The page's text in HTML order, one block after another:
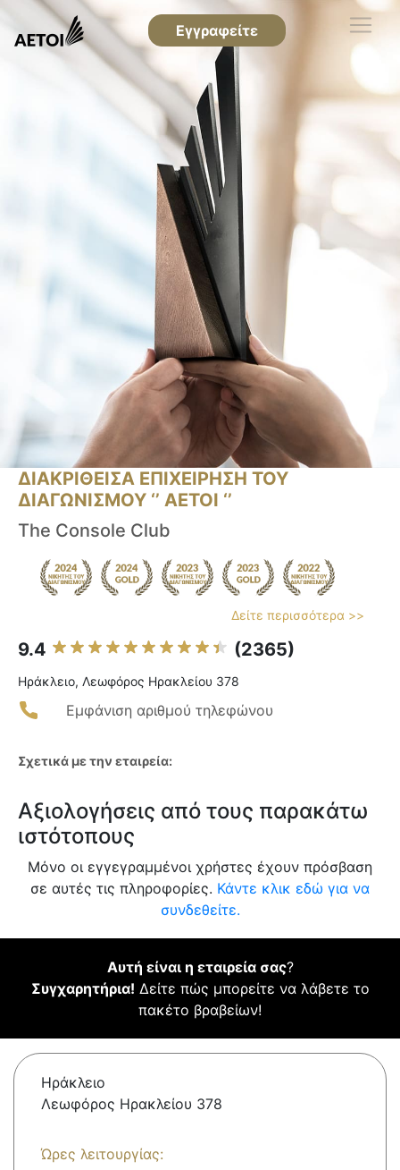
Εγγραφείτε
ΔΙΑΚΡΙΘΕΙΣΑ ΕΠΙΧΕΙΡΗΣΗ ΤΟΥ
ΔΙΑΓΩΝΙΣΜΟΥ ‘’ ΑΕΤΟΙ ‘’
The Console Club
Δείτε περισσότερα >>
9.4 (2365)
Ηράκλειο, Λεωφόρος Ηρακλείου 378
Εμφάνιση αριθμού τηλεφώνου
Σχετικά με την εταιρεία:
Αξιολογήσεις από τους παρακάτω
ιστότοπους
Μόνο οι εγγεγραμμένοι χρήστες έχουν πρόσβαση
σε αυτές τις πληροφορίες. Κάντε κλικ εδώ για να
συνδεθείτε.
Αυτή είναι η εταιρεία σας?
Συγχαρητήρια! Δείτε πώς μπορείτε να λάβετε το
πακέτο βραβείων!
Ηράκλειο
Λεωφόρος Ηρακλείου 378
Ώρες λειτουργίας: